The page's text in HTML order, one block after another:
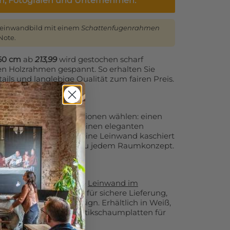
mit einem Schattenfugenrahmen
cm ab 213,99wird gestochen scharf
Holzrahmen gespannt. So erhalten Sie
und langlebige Qualität zum fairen Preis.
Sie zusätzliche Optionen wählen: einen
Randdruck, einen eleganten
Leinwand oder eine Leinwand kaschiert
perfekt zu jedem Raumkonzept.
wir unsere Leinwand im
. Diese Variante sorgt für sichere Lieferung,
ein modernes Design. Erhältlich in Weiß,
auch mit Akustikschaumplatten für